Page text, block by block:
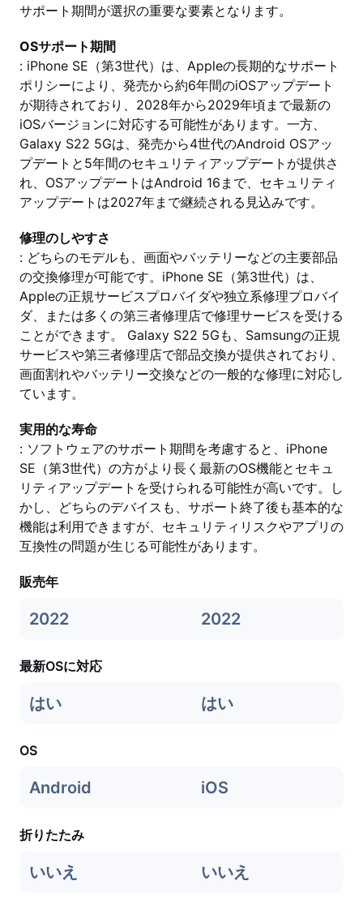
サポート期間が選択の重要な要素となります。
OSサポート期間
: iPhone SE（第3世代）は、Appleの長期的なサポート
ポリシーにより、発売から約6年間のiOSアップデート
が期待されており、2028年から2029年頃まで最新の
iOSバージョンに対応する可能性があります。一方、
Galaxy S22 5Gは、発売から4世代のAndroid OSアッ
プデートと5年間のセキュリティアップデートが提供さ
れ、OSアップデートはAndroid 16まで、セキュリティ
アップデートは2027年まで継続される見込みです。
修理のしやすさ
: どちらのモデルも、画面やバッテリーなどの主要部品
の交換修理が可能です。iPhone SE（第3世代）は、
Appleの正規サービスプロバイダや独立系修理プロバイ
ダ、または多くの第三者修理店で修理サービスを受ける
ことができます。 Galaxy S22 5Gも、Samsungの正規
サービスや第三者修理店で部品交換が提供されており、
画面割れやバッテリー交換などの一般的な修理に対応し
ています。
実用的な寿命
: ソフトウェアのサポート期間を考慮すると、iPhone
SE（第3世代）の方がより長く最新のOS機能とセキュ
リティアップデートを受けられる可能性が高いです。し
かし、どちらのデバイスも、サポート終了後も基本的な
機能は利用できますが、セキュリティリスクやアプリの
互換性の問題が生じる可能性があります。
販売年
2022 2022
最新OSに対応
はい はい
OS
Android iOS
折りたたみ
いいえ いいえ